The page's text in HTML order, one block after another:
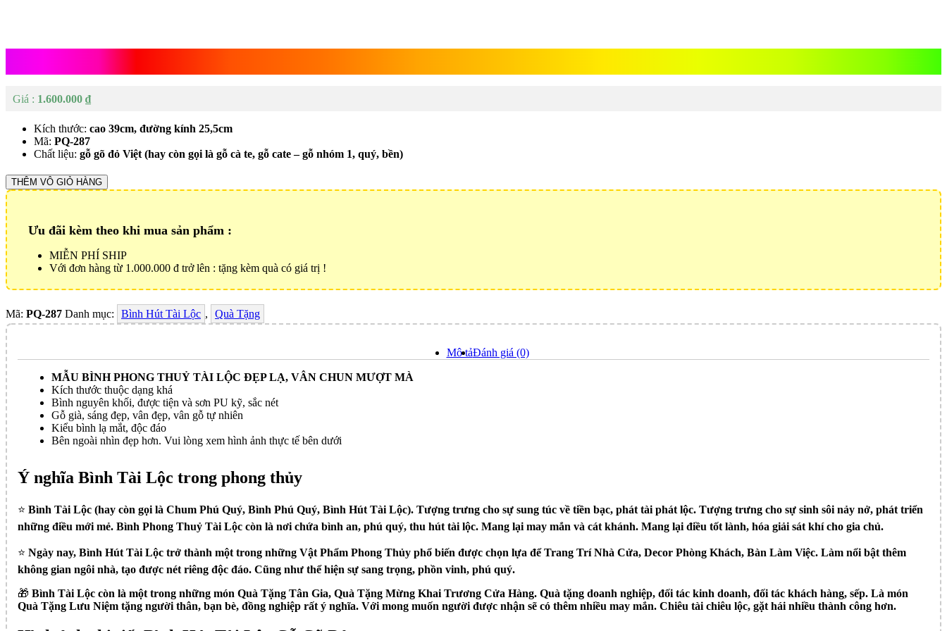
1.600.000 ₫
Kích thước: cao 39cm, đường kính 25,5cm
Mã: PQ-287
Chất liệu: gỗ gõ đỏ Việt (hay còn gọi là gỗ cà te, gỗ cate – gỗ nhóm 1, quý, bền)
Bình
Hút
Tài
Lộc
Gỗ
Gõ
Đỏ
Số
lượng
THÊM VÔ GIỎ HÀNG
Ưu đãi kèm theo khi mua sản phẩm :
MIỄN PHÍ SHIP
Với đơn hàng từ 1.000.000 đ trở lên : tặng kèm quà có giá trị !
Mã: PQ-287 Danh mục: Bình Hút Tài Lộc , Quà Tặng
Mô tảĐánh giá (0)
MẪU BÌNH PHONG THUỶ TÀI LỘC ĐẸP LẠ, VÂN CHUN MƯỢT MÀ
Kích thước thuộc dạng khá
Bình nguyên khối, được tiện và sơn PU kỹ, sắc nét
Gỗ già, sáng đẹp, vân đẹp, vân gỗ tự nhiên
Kiểu bình lạ mắt, độc đáo
Bên ngoài nhìn đẹp hơn. Vui lòng xem hình ảnh thực tế bên dưới
Ý nghĩa Bình Tài Lộc trong phong thủy
⭐️ Bình Tài Lộc (hay còn gọi là Chum Phú Quý, Bình Phú Quý, Bình Hút Tài Lộc). Tượng trưng cho sự sung túc về tiền bạc, phát tài phát lộc. Tượng trưng cho sự sinh sôi nảy nở, phát triển
những điều mới mẻ. Bình Phong Thuỷ Tài Lộc còn là nơi chứa bình an, phú quý, thu hút tài lộc. Mang lại may mắn và cát khánh. Mang lại điều tốt lành, hóa giải sát khí cho gia chủ.
⭐️ Ngày nay, Bình Hút Tài Lộc trở thành một trong những Vật Phẩm Phong Thủy phổ biến được chọn lựa để Trang Trí Nhà Cửa, Decor Phòng Khách, Bàn Làm Việc. Làm nổi bật thêm
không gian ngôi nhà, tạo được nét riêng độc đáo. Cũng như thể hiện sự sang trọng, phồn vinh, phú quý.
🎁 Bình Tài Lộc còn là một trong những món Quà Tặng Tân Gia, Quà Tặng Mừng Khai Trương Cửa Hàng. Quà tặng doanh nghiệp, đối tác kinh doanh, đối tác khách hàng, sếp. Là món
Quà Tặng Lưu Niệm tặng người thân, bạn bè, đồng nghiệp rất ý nghĩa. Với mong muốn người được nhận sẽ có thêm nhiều may mắn. Chiêu tài chiêu lộc, gặt hái nhiều thành công hơn.